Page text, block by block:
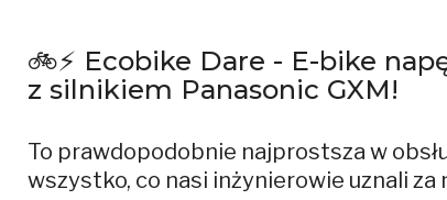
🚲⚡ Ecobike Dare - E-bike
z silnikiem Panasonic GXM!
To prawdopodobnie najprostsza w
wszystko, co nasi inżynierowie uznali